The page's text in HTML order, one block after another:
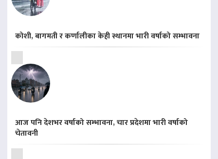
कोशी, बागमती र कर्णालीका केही स्थानमा भारी वर्षाको सम्भावना
आज पनि देशभर वर्षाको सम्भावना, चार प्रदेशमा भारी वर्षाको
चेतावनी